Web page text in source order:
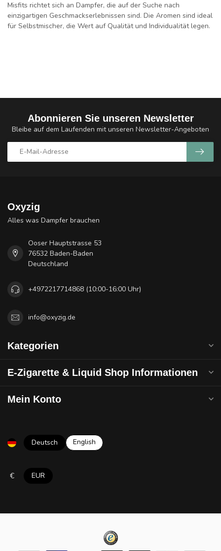
Misfits richtet sich an Dampfer, die auf der Suche nach
einzigartigen Geschmackserlebnissen sind. Die Aromen sind ideal
für Selbstmischer, die Wert auf Qualität und Individualität legen.
Abonnieren Sie unseren Newsletter
Bleibe auf dem Laufenden mit unseren Newsletter-Angeboten
Oxyzig
Alles was Dampfer brauchen
Ooser Hauptstrasse 53
76532 Baden-Baden
Deutschland
+4972217714868 (10:00-16:00 Uhr)
info@oxyzig.de
Kategorien
E-Zigarette & Liquid Shop Informationen
Mein Konto
Deutsch English
€ EUR